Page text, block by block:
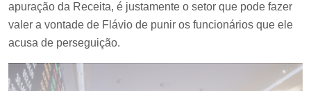
apuração da Receita, é justamente o setor que pode fazer
valer a vontade de Flávio de punir os funcionários que ele
acusa de perseguição.